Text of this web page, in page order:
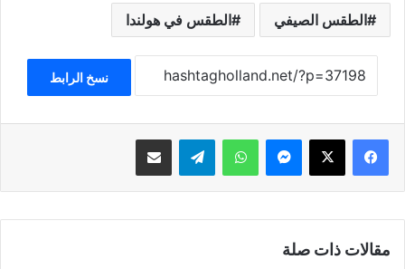
الطقس الصيفي الطقس في هولندا
نسخ الرابط
فيسبوك ‫X ماسنجر واتساب تيلقرام مشاركة عبر البريد
مقالات ذات صلة